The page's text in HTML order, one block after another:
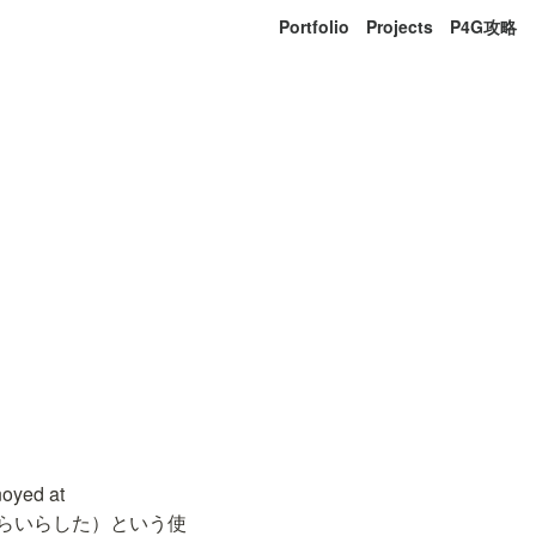
Portfolio Projects P4G攻略
at
いらした）という使